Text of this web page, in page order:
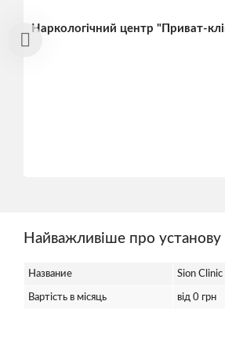
Наркологічний центр "Приват-
Найважливіше про установу
Название Sion Clinic
Вартість в місяць від 0 грн